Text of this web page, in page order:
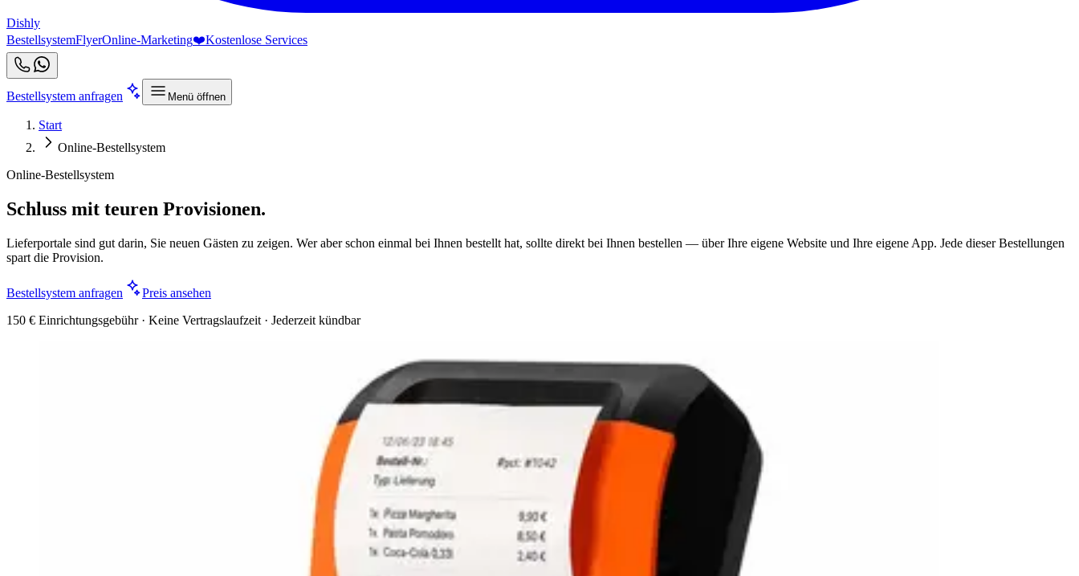
Dishly
BestellsystemFlyerOnline-Marketing❤️Kostenlose Services
Bestellsystem anfragen Menü öffnen
Start
Online-Bestellsystem
Online-Bestellsystem
Schluss mit teuren Provisionen.
Lieferportale sind gut darin, Sie neuen Gästen zu zeigen. Wer aber schon einmal bei Ihnen bestellt hat, sollte direkt bei Ihnen bestellen — über Ihre eigene Website und Ihre eigene App. Jede dieser Bestellungen
spart die Provision.
Bestellsystem anfragen
Preis ansehen
150 € Einrichtungsgebühr · Keine Vertragslaufzeit · Jederzeit kündbar